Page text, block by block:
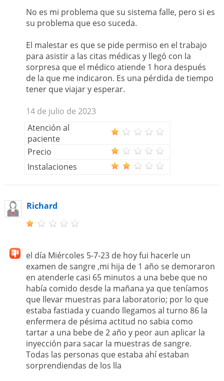
No es mi problema que su sistema falle, pero si es
su problema que eso suceda.
El malestar es que se pide permiso en el trabajo
para asistir a las citas médicas y llegó con la
sorpresa que el médico atiende 1 hora después
de la que me indicaron. Es una pérdida de tiempo
tener que viajar y esperar.
14 de julio de 2023
Atención al
paciente
Precio
Instalaciones
Richard
el día Miércoles 5-7-23 de hoy fui hacerle un
examen de sangre ,mi hija de 1 año se demoraron
en atenderle casi 65 minutos a una bebe que no
había comido desde la mañana ya que teníamos
que llevar muestras para laboratorio; por lo que
estaba fastiada y cuando llegamos al turno 86 la
enfermera de pésima actitud no sabia como
tartar a una bebe de 2 año y peor aun aplicar la
inyección para sacar la muestras de sangre.
Todas las personas que estaba ahí estaban
sorprendiendas de los lla